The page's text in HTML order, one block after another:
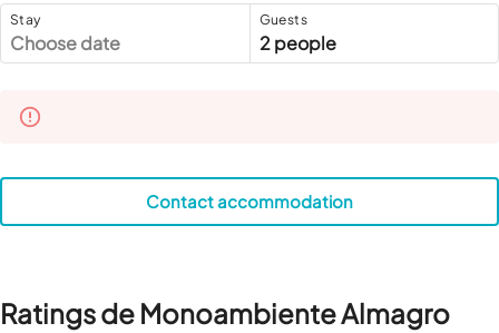
Stay
Choose date
Guests
2 people
Contact accommodation
Ratings de Monoambiente Almagro